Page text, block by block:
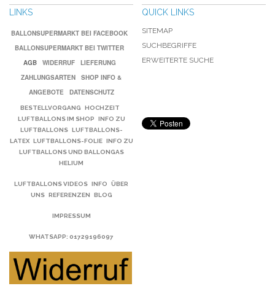
LINKS
BALLONSUPERMARKT BEI FACEBOOK
BALLONSUPERMARKT BEI TWITTER
AGB
WIDERRUF
LIEFERUNG
ZAHLUNGSARTEN
SHOP INFO &
ANGEBOTE
DATENSCHUTZ
BESTELLVORGANG
HOCHZEIT
LUFTBALLONS IM SHOP
INFO ZU
LUFTBALLONS LUFTBALLONS-
LATEX LUFTBALLONS-FOLIE INFO ZU
LUFTBALLONS UND BALLONGAS
HELIUM
LUFTBALLONS VIDEOS INFO
ÜBER
UNS REFERENZEN BLOG
IMPRESSUM
WHATSAPP: 01729196097
QUICK LINKS
SITEMAP
SUCHBEGRIFFE
ERWEITERTE SUCHE